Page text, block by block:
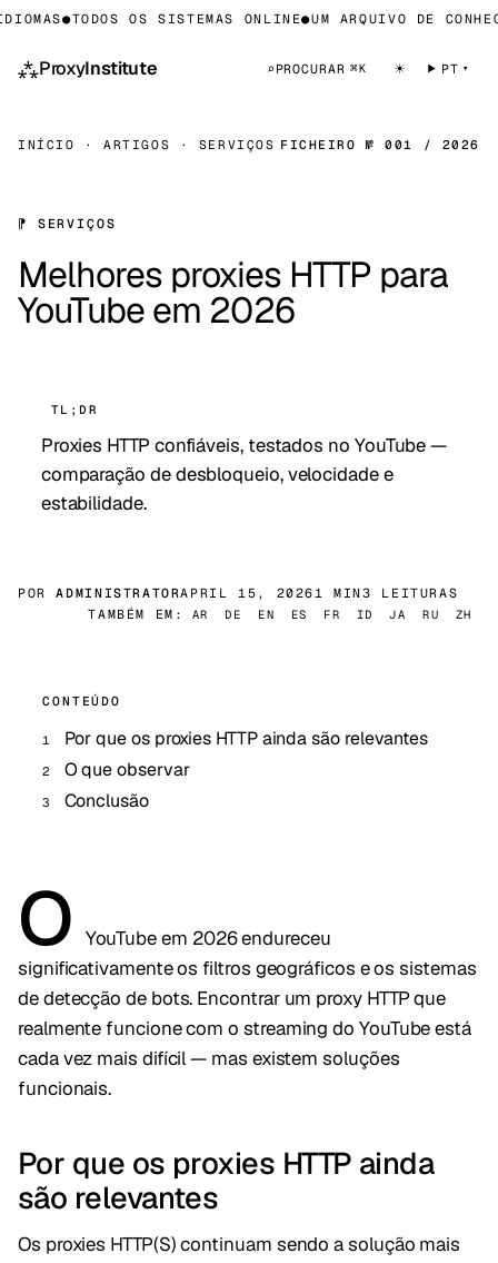
●TODOS OS SISTEMAS ONLINE ●UM ARQUIVO DE
⁂ProxyInstitute ⌕ PROCURAR ⌘K ☀ PT
INÍCIO · ARTIGOS · SERVIÇOS FICHEIRO № 001 / 2026
⁋ SERVIÇOS
Melhores proxies HTTP para
YouTube em 2026
TL;DR
Proxies HTTP confiáveis, testados no YouTube —
comparação de desbloqueio, velocidade e
estabilidade.
POR ADMINISTRATORAPRIL 15, 20261 MIN3 LEITURAS
TAMBÉM EM:
AR DE EN ES FR ID JA RU ZH
CONTEÚDO
Por que os proxies HTTP ainda são relevantes
O que observar
Conclusão
O
YouTube em 2026 endureceu
significativamente os filtros geográficos e os sistemas
de detecção de bots. Encontrar um proxy HTTP que
realmente funcione com o streaming do YouTube está
cada vez mais difícil — mas existem soluções
funcionais.
Por que os proxies HTTP ainda
são relevantes
Os proxies HTTP(S) continuam sendo a solução mais